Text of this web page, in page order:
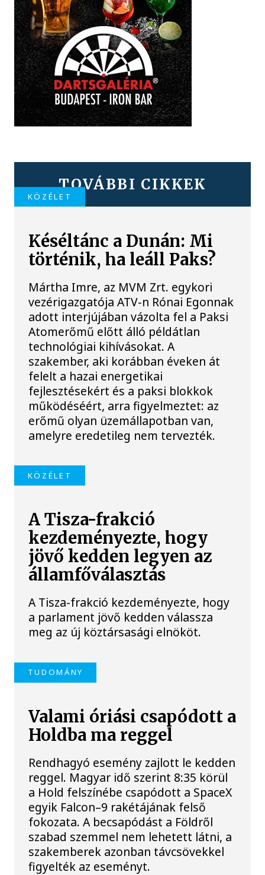
TOVÁBBI CIKKEK
KÖZÉLET
Késéltánc a Dunán: Mi
történik, ha leáll Paks?
Mártha Imre, az MVM Zrt. egykori
vezérigazgatója ATV-n Rónai Egonnak
adott interjújában vázolta fel a Paksi
Atomerőmű előtt álló példátlan
technológiai kihívásokat. A
szakember, aki korábban éveken át
felelt a hazai energetikai
fejlesztésekért és a paksi blokkok
működéséért, arra figyelmeztet: az
erőmű olyan üzemállapotban van,
amelyre eredetileg nem tervezték.
KÖZÉLET
A Tisza-frakció
kezdeményezte, hogy
jövő kedden legyen az
államfőválasztás
A Tisza-frakció kezdeményezte, hogy
a parlament jövő kedden válassza
meg az új köztársasági elnököt.
TUDOMÁNY
Valami óriási csapódott a
Holdba ma reggel
Rendhagyó esemény zajlott le kedden
reggel. Magyar idő szerint 8:35 körül
a Hold felszínébe csapódott a SpaceX
egyik Falcon–9 rakétájának felső
fokozata. A becsapódást a Földről
szabad szemmel nem lehetett látni, a
szakemberek azonban távcsövekkel
figyelték az eseményt.